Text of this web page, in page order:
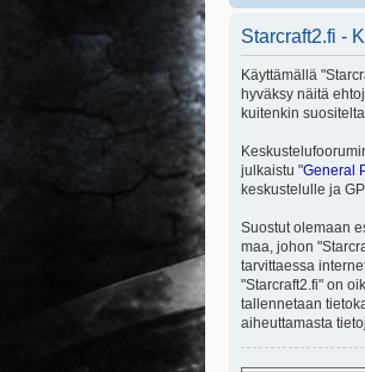
Starcraft2.fi -
Käyttämällä
hyväksy näitä
kuitenkin
julkaistu "General
keskustelulle ja
Suostut olemaan
maa, johon
tarvittaessa
"Starcraft2.fi" on
tallennetaan
aiheuttamasta